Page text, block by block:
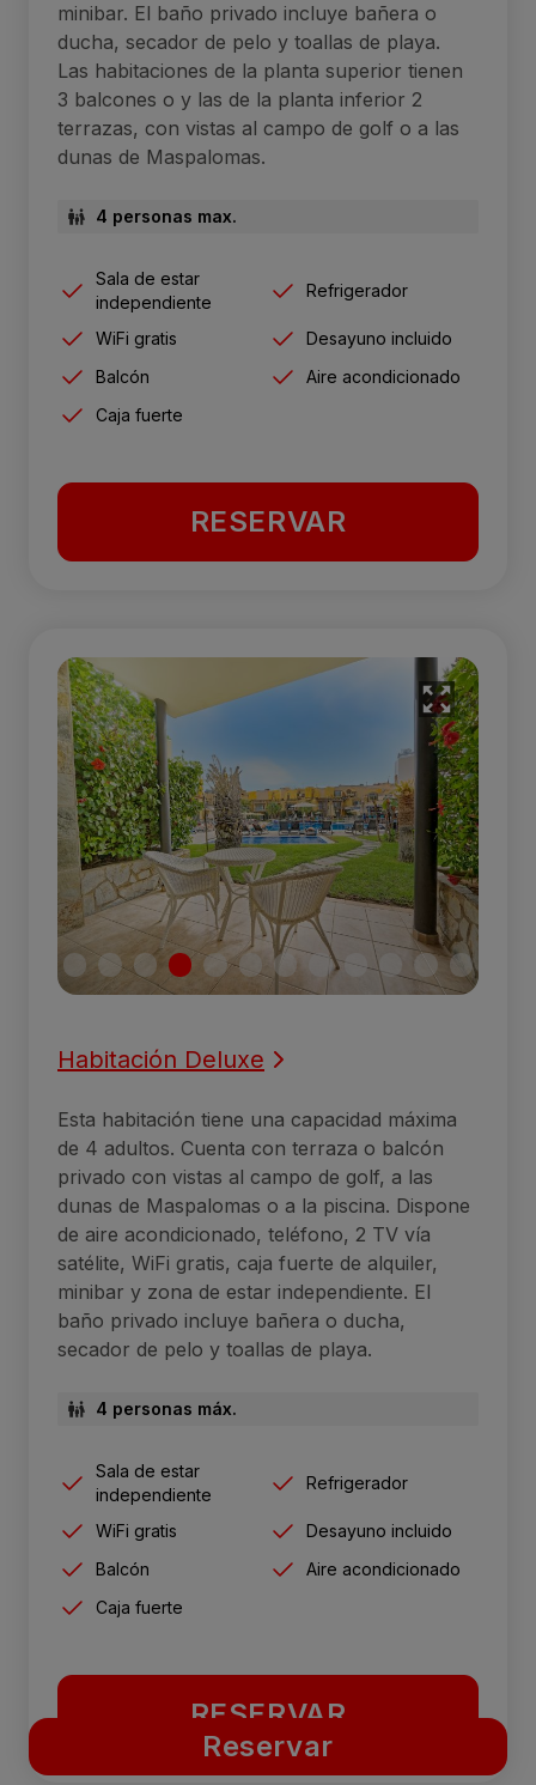
Reservar
minibar. El baño privado incluye bañera o
ducha, secador de pelo y toallas de playa.
Las habitaciones de la planta superior tienen
3 balcones o y las de la planta inferior 2
terrazas, con vistas al campo de golf o a las
dunas de Maspalomas.
4 personas max.
Sala de estar
independiente
Refrigerador
WiFi gratis
Desayuno incluido
Balcón
Aire acondicionado
Caja fuerte
RESERVAR
Habitación Deluxe
Esta habitación tiene una capacidad máxima
de 4 adultos. Cuenta con terraza o balcón
privado con vistas al campo de golf, a las
dunas de Maspalomas o a la piscina. Dispone
de aire acondicionado, teléfono, 2 TV vía
satélite, WiFi gratis, caja fuerte de alquiler,
minibar y zona de estar independiente. El
baño privado incluye bañera o ducha,
secador de pelo y toallas de playa.
4 personas máx.
Sala de estar
independiente
Refrigerador
WiFi gratis
Desayuno incluido
Balcón
Aire acondicionado
Caja fuerte
RESERVAR